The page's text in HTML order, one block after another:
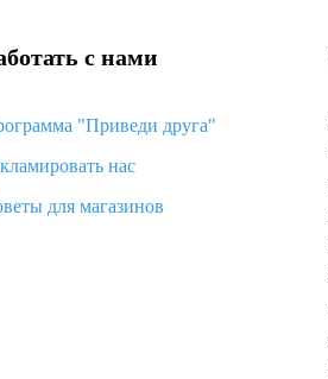
с нами
"Приведи друга"
нас
для магазинов